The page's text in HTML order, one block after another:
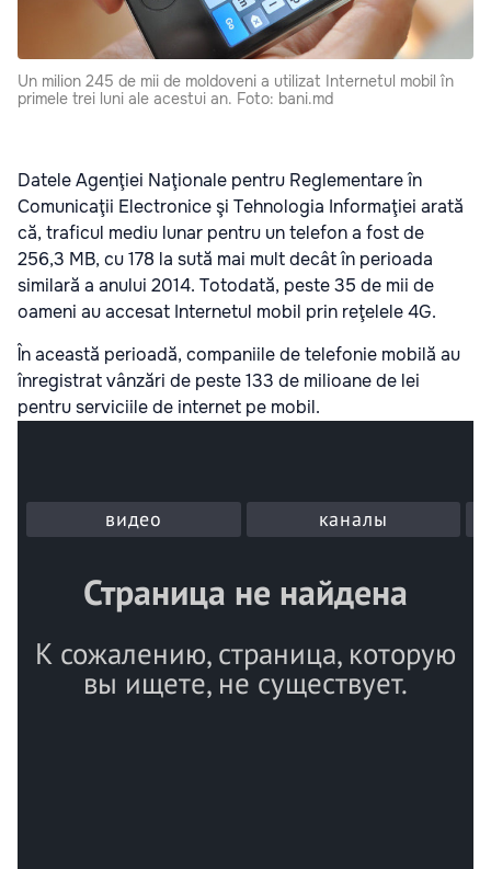
Un milion 245 de mii de moldoveni a utilizat Internetul mobil în
primele trei luni ale acestui an. Foto: bani.md
Datele Agenţiei Naţionale pentru Reglementare în
Comunicaţii Electronice şi Tehnologia Informaţiei arată
că, traficul mediu lunar pentru un telefon a fost de
256,3 MB, cu 178 la sută mai mult decât în perioada
similară a anului 2014. Totodată, peste 35 de mii de
oameni au accesat Internetul mobil prin reţelele 4G.
În această perioadă, companiile de telefonie mobilă au
înregistrat vânzări de peste 133 de milioane de lei
pentru serviciile de internet pe mobil.